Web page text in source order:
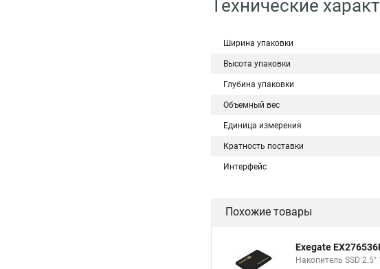
Технические
Ширина упаковки
Высота упаковки
Глубина упаковки
Объемный вес
Единица измерения
Кратность поставки
Интерфейс
Похожие товары
Exegate
Накопитель SSD 2.5"